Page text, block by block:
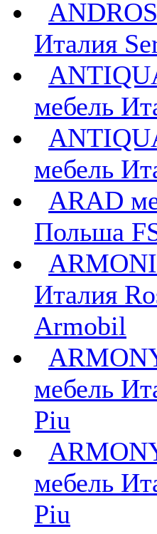
Италия
мебель
мебель
ARAD
Польша
Италия
Armobil
мебель
Piu
мебель
Piu